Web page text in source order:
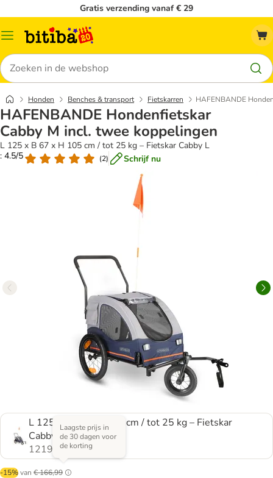
Gratis verzending vanaf € 29
Catalogusmenu
Zoeken
Honden Benches & transport Fietskarren HAFENBANDE
HAFENBANDE Hondenfietskar
Cabby M incl. twee koppelingen
L 125 x B 67 x H 105 cm / tot 25 kg – Fietskar Cabby L
: 4.5/5
(2) Schrijf nu
L 125 x B 67 x H 105 cm / tot 25 kg – Fietskar
Cabby L
1219192.0
-15%van € 166,99
Laagste prijs in
de 30 dagen voor
de korting